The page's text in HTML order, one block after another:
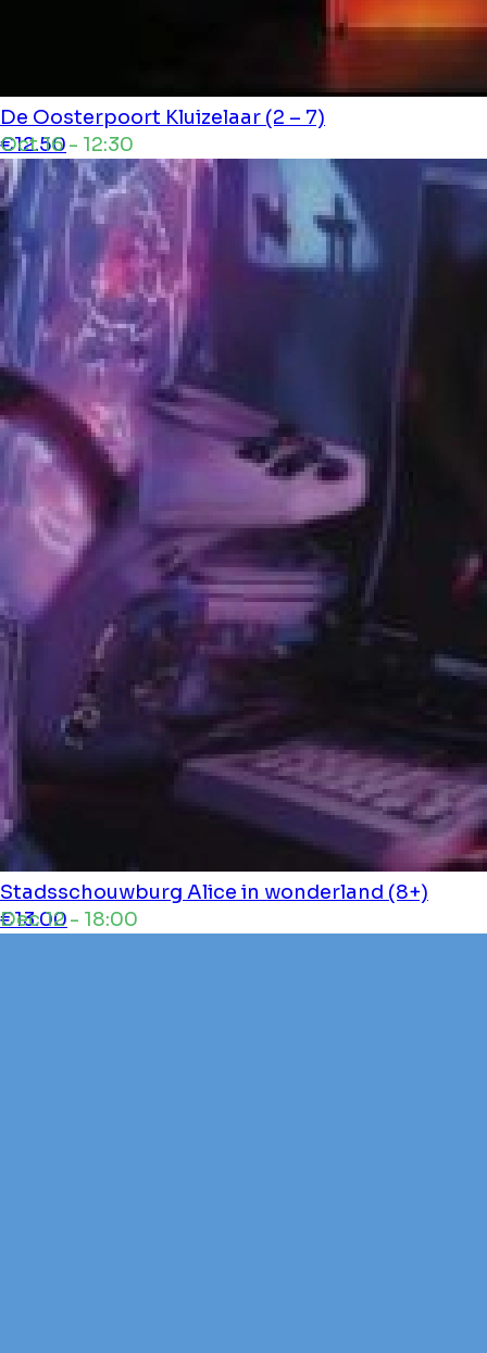
De Oosterpoort Kluizelaar (2 – 7)
Oct 16 - 12:30
€12.50
Stadsschouwburg Alice in wonderland (8+)
Dec 12 - 18:00
€13.00